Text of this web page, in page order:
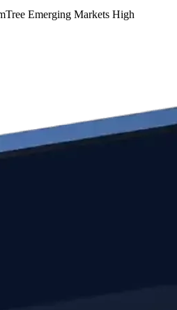
Emerging Markets High